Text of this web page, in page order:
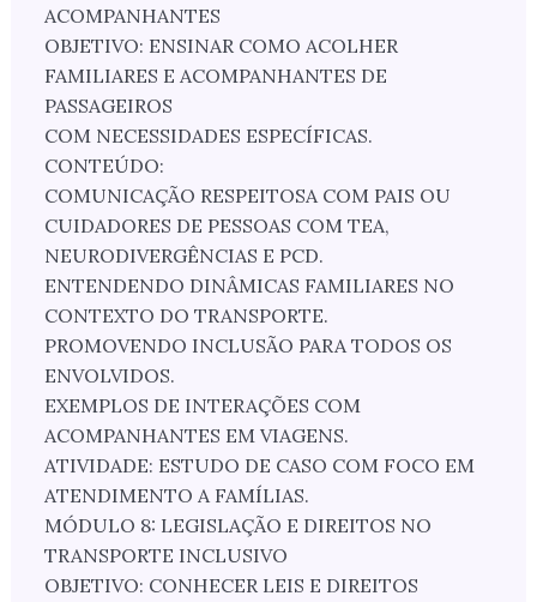
ACOMPANHANTES
OBJETIVO: ENSINAR COMO ACOLHER
FAMILIARES E ACOMPANHANTES DE
PASSAGEIROS
COM NECESSIDADES ESPECÍFICAS.
CONTEÚDO:
COMUNICAÇÃO RESPEITOSA COM PAIS OU
CUIDADORES DE PESSOAS COM TEA,
NEURODIVERGÊNCIAS E PCD.
ENTENDENDO DINÂMICAS FAMILIARES NO
CONTEXTO DO TRANSPORTE.
PROMOVENDO INCLUSÃO PARA TODOS OS
ENVOLVIDOS.
EXEMPLOS DE INTERAÇÕES COM
ACOMPANHANTES EM VIAGENS.
ATIVIDADE: ESTUDO DE CASO COM FOCO EM
ATENDIMENTO A FAMÍLIAS.
MÓDULO 8: LEGISLAÇÃO E DIREITOS NO
TRANSPORTE INCLUSIVO
OBJETIVO: CONHECER LEIS E DIREITOS